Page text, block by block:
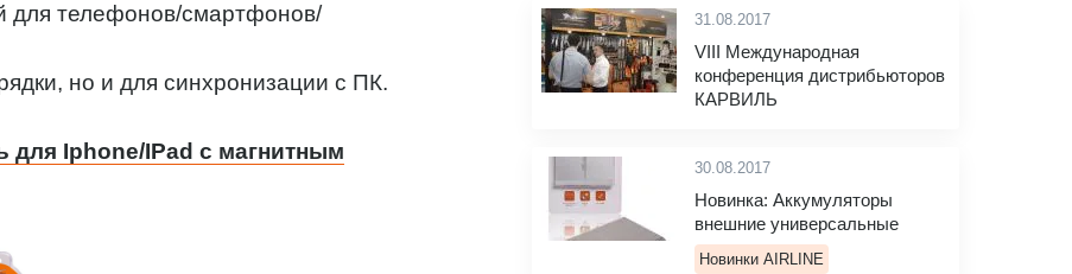
для телефонов/смартфонов/
но и для синхронизации с ПК.
для Iphone/IPad с магнитным
31.08.2017
VIII Международная
конференция дистрибьюторов
КАРВИЛЬ
30.08.2017
Новинка: Аккумуляторы
внешние универсальные
Новинки AIRLINE